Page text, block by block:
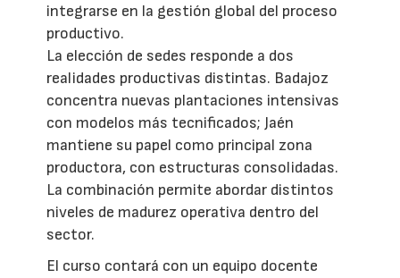
integrarse en la gestión global del proceso
productivo.
La elección de sedes responde a dos
realidades productivas distintas. Badajoz
concentra nuevas plantaciones intensivas
con modelos más tecnificados; Jaén
mantiene su papel como principal zona
productora, con estructuras consolidadas.
La combinación permite abordar distintos
niveles de madurez operativa dentro del
sector.
El curso contará con un equipo docente